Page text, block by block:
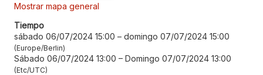
Mostrar mapa general
Tiempo
sábado 06/07/2024 15:00 – domingo 07/07/2024 15:00
Europe/Berlin
Sábado 06/07/2024 13:00 – Domingo 07/07/2024 13:00
Etc/UTC